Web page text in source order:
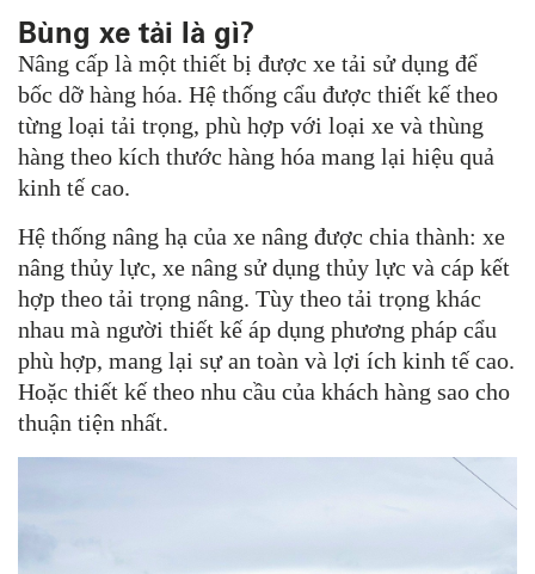
Bùng xe tải là gì?
Nâng cấp là một thiết bị được xe tải sử dụng để
bốc dỡ hàng hóa. Hệ thống cẩu được thiết kế theo
từng loại tải trọng, phù hợp với loại xe và thùng
hàng theo kích thước hàng hóa mang lại hiệu quả
kinh tế cao.
Hệ thống nâng hạ của xe nâng được chia thành: xe
nâng thủy lực, xe nâng sử dụng thủy lực và cáp kết
hợp theo tải trọng nâng. Tùy theo tải trọng khác
nhau mà người thiết kế áp dụng phương pháp cẩu
phù hợp, mang lại sự an toàn và lợi ích kinh tế cao.
Hoặc thiết kế theo nhu cầu của khách hàng sao cho
thuận tiện nhất.